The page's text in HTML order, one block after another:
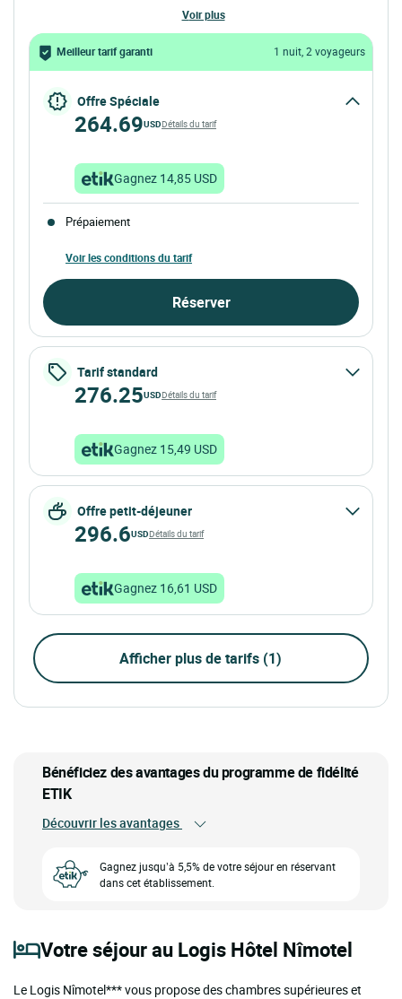
voir plus
Meilleur tarif garanti 1 nuit, 2 voyageurs
Offre Spéciale
264.69USDDétails du tarif
Gagnez 14,85 USD
Prépaiement
Voir les conditions du tarif
Réserver
Tarif standard
276.25USDDétails du tarif
Gagnez 15,49 USD
Offre petit-déjeuner
296.6USDDétails du tarif
Gagnez 16,61 USD
Afficher plus de tarifs (1)
Bénéficiez des avantages du programme de fidélité
ETIK
Découvrir les avantages
Gagnez jusqu’à 5,5% de votre séjour en réservant
dans cet établissement.
Votre séjour au Logis Hôtel Nîmotel
Le Logis Nîmotel*** vous propose des chambres supérieures et